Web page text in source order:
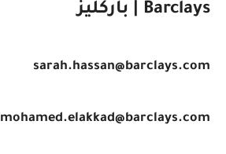
Barclays | باركليز
sarah.hassan@barclays.com
mohamed.elakkad@barclays.com